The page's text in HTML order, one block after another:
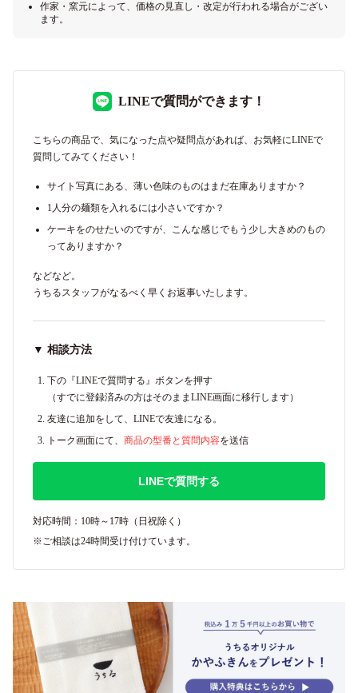
作家・窯元によって、価格の見直し・改定が行われる場合がござい
ます。
LINEで質問ができます！
こちらの商品で、気になった点や疑問点があれば、お気軽にLINEで
質問してみてください！
サイト写真にある、薄い色味のものはまだ在庫ありますか？
1人分の麺類を入れるには小さいですか？
ケーキをのせたいのですが、こんな感じでもう少し大きめのもの
ってありますか？
などなど。
うちるスタッフがなるべく早くお返事いたします。
▼ 相談方法
下の『LINEで質問する』ボタンを押す
（すでに登録済みの方はそのままLINE画面に移行します）
友達に追加をして、LINEで友達になる。
トーク画面にて、 商品の型番と質問内容を送信
LINEで質問する
対応時間：10時～17時（日祝除く）
※ご相談は24時間受け付けています。